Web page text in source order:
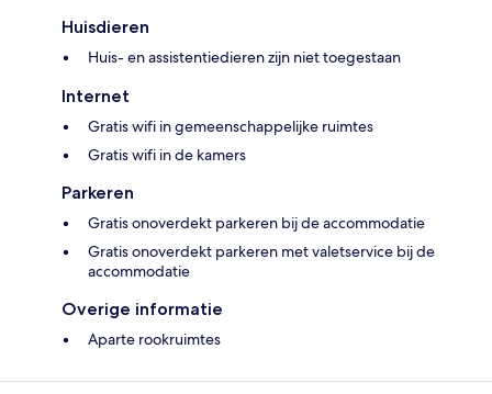
Huisdieren
Huis- en assistentiedieren zijn niet toegestaan
Internet
Gratis wifi in gemeenschappelijke ruimtes
Gratis wifi in de kamers
Parkeren
Gratis onoverdekt parkeren bij de accommodatie
Gratis onoverdekt parkeren met valetservice bij de
accommodatie
Overige informatie
Aparte rookruimtes